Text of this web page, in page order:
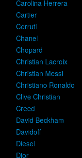
Carolina Herrera
Cartier
Cerruti
Chanel
Chopard
Christian Lacroix
Christian Messi
Christiano Ronaldo
Clive Christian
Creed
David Beckham
Davidoff
Diesel
Dior